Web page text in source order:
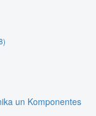
un Komponentes